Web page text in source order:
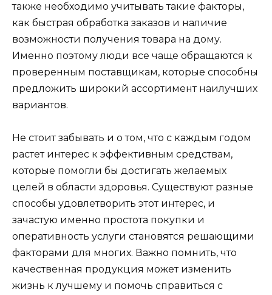
также необходимо учитывать такие факторы,
как быстрая обработка заказов и наличие
возможности получения товара на дому.
Именно поэтому люди все чаще обращаются к
проверенным поставщикам, которые способны
предложить широкий ассортимент наилучших
вариантов.
Не стоит забывать и о том, что с каждым годом
растет интерес к эффективным средствам,
которые помогли бы достигать желаемых
целей в области здоровья. Существуют разные
способы удовлетворить этот интерес, и
зачастую именно простота покупки и
оперативность услуги становятся решающими
факторами для многих. Важно помнить, что
качественная продукция может изменить
жизнь к лучшему и помочь справиться с